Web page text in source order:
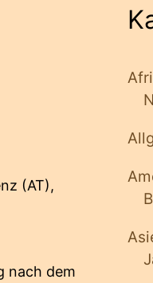
(AT),
nach dem